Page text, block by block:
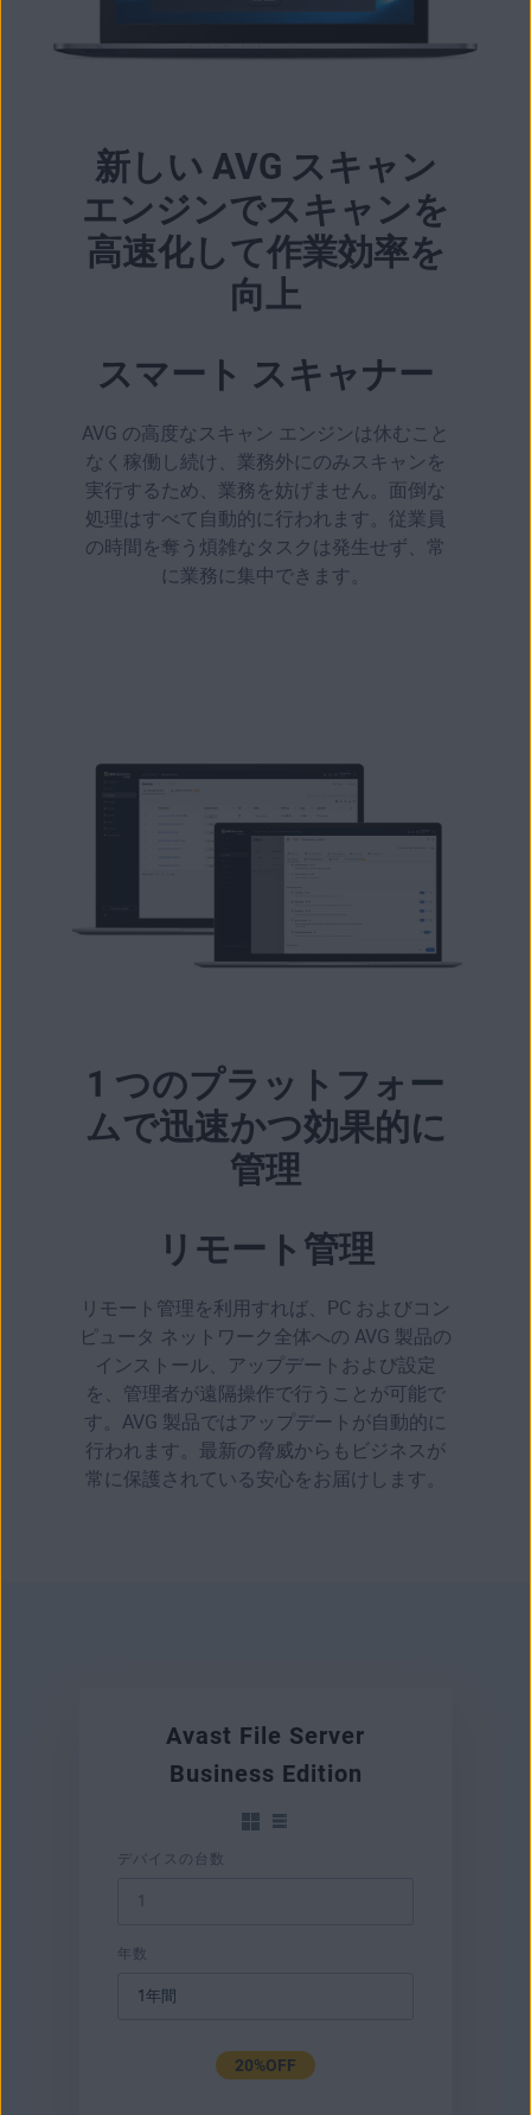
新しい AVG スキャン
エンジンでスキャンを
高速化して作業効率を
向上
スマート スキャナー
AVG の高度なスキャン エンジンは休むこと
なく稼働し続け、業務外にのみスキャンを
実行するため、業務を妨げません。面倒な
処理はすべて自動的に行われます。従業員
の時間を奪う煩雑なタスクは発生せず、常
に業務に集中できます。
1 つのプラットフォー
ムで迅速かつ効果的に
管理
リモート管理
リモート管理を利用すれば、PC およびコン
ピュータ ネットワーク全体への AVG 製品の
インストール、アップデートおよび設定
を、管理者が遠隔操作で行うことが可能で
す。AVG 製品ではアップデートが自動的に
行われます。最新の脅威からもビジネスが
常に保護されている安心をお届けします。
Avast File Server
Business Edition
デバイスの台数
年数
20%OFF